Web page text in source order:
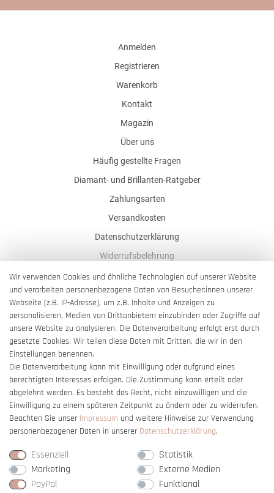
Anmelden
Registrieren
Warenkorb
Kontakt
Magazin
Über uns
Häufig gestellte Fragen
Diamant- und Brillanten-Ratgeber
Zahlungsarten
Versandkosten
Datenschutzerklärung
Widerrufsbelehrung
AGB
Impressum
Barrierefreiheitserklärung
Vertrag widerrufen
Wir verwenden Cookies und ähnliche Technologien auf unserer Website
und verarbeiten personenbezogene Daten von Besucher:innen unserer
Webseite (z.B. IP-Adresse), um z.B. Inhalte und Anzeigen zu
personalisieren, Medien von Drittanbietern einzubinden oder Zugriffe auf
unsere Website zu analysieren. Die Datenverarbeitung erfolgt erst durch
gesetzte Cookies. Wir teilen diese Daten mit Dritten, die wir in den
Einstellungen benennen.
Die Datenverarbeitung kann mit Einwilligung oder aufgrund eines
berechtigten Interesses erfolgen. Die Zustimmung kann erteilt oder
abgelehnt werden. Es besteht das Recht, nicht einzuwilligen und die
Einwilligung zu einem späteren Zeitpunkt zu ändern oder zu widerrufen.
Beachten Sie unser Impressum und weitere Hinweise zur Verwendung
personenbezogener Daten in unserer Daten­schutz­erklärung.
Essenziell
Statistik
Marketing
Externe Medien
PayPal
Funktional